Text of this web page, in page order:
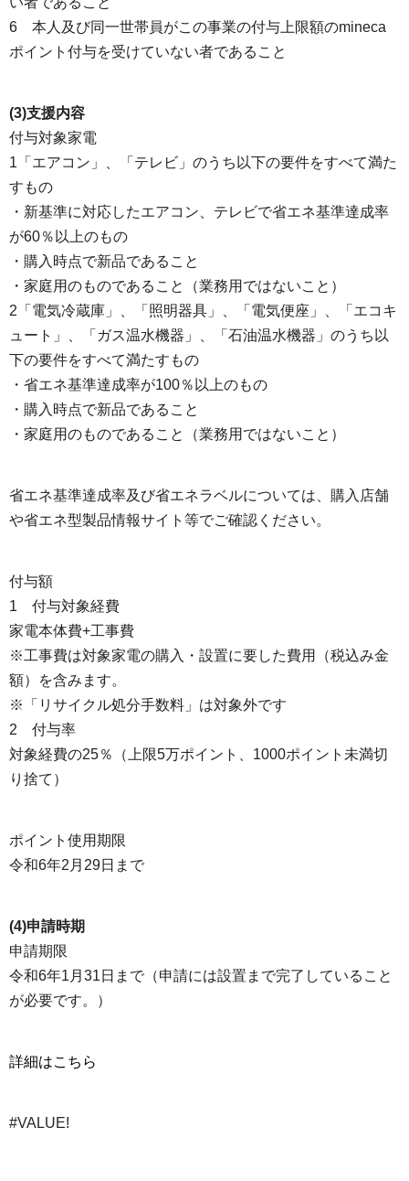
6 本人及び同一世帯員がこの事業の付与上限額のmineca
ポイント付与を受けていない者であること
(3)支援内容
付与対象家電
1「エアコン」、「テレビ」のうち以下の要件をすべて満た
すもの
・新基準に対応したエアコン、テレビで省エネ基準達成率
が60％以上のもの
・購入時点で新品であること
・家庭用のものであること（業務用ではないこと）
2「電気冷蔵庫」、「照明器具」、「電気便座」、「エコキ
ュート」、「ガス温水機器」、「石油温水機器」のうち以
下の要件をすべて満たすもの
・省エネ基準達成率が100％以上のもの
・購入時点で新品であること
・家庭用のものであること（業務用ではないこと）
省エネ基準達成率及び省エネラベルについては、購入店舗
や省エネ型製品情報サイト等でご確認ください。
付与額
1 付与対象経費
家電本体費+工事費
※工事費は対象家電の購入・設置に要した費用（税込み金
額）を含みます。
※「リサイクル処分手数料」は対象外です
2 付与率
対象経費の25％（上限5万ポイント、1000ポイント未満切
り捨て）
ポイント使用期限
令和6年2月29日まで
(4)申請時期
申請期限
令和6年1月31日まで（申請には設置まで完了していること
が必要です。）
詳細はこちら
#VALUE!